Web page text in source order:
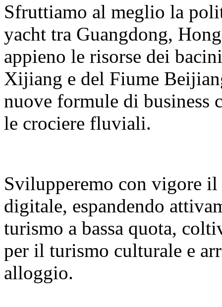
Sfruttiamo al meglio la
yacht tra Guangdong,
appieno le risorse dei
Xijiang e del Fiume
nuove formule di business
le crociere fluviali.
Svilupperemo con vigore
digitale, espandendo
turismo a bassa quota,
per il turismo culturale e
alloggio.